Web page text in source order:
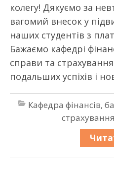
колегу! Дякуємо за
вагомий внесок у
наших студентів з
Бажаємо кафедрі
справи та
подальших успіхів і
Кафедра фінансів,
страхування